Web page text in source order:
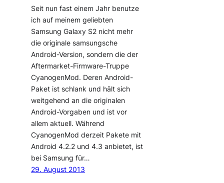
Seit nun fast einem Jahr benutze
ich auf meinem geliebten
Samsung Galaxy S2 nicht mehr
die originale samsungsche
Android-Version, sondern die der
Aftermarket-Firmware-Truppe
CyanogenMod. Deren Android-
Paket ist schlank und hält sich
weitgehend an die originalen
Android-Vorgaben und ist vor
allem aktuell. Während
CyanogenMod derzeit Pakete mit
Android 4.2.2 und 4.3 anbietet, ist
bei Samsung für…
29. August 2013